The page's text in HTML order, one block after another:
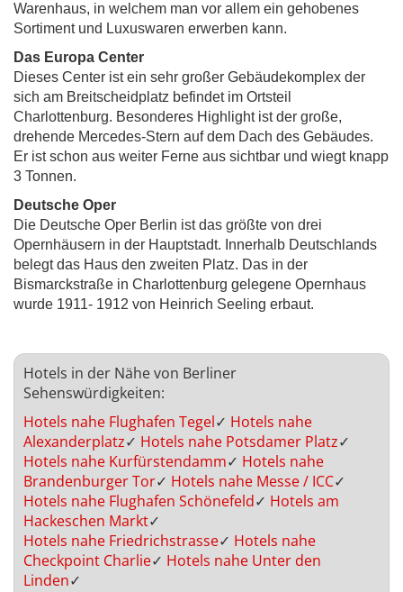
Warenhaus, in welchem man vor allem ein gehobenes
Sortiment und Luxuswaren erwerben kann.
Das Europa Center
Dieses Center ist ein sehr großer Gebäudekomplex der
sich am Breitscheidplatz befindet im Ortsteil
Charlottenburg. Besonderes Highlight ist der große,
drehende Mercedes-Stern auf dem Dach des Gebäudes.
Er ist schon aus weiter Ferne aus sichtbar und wiegt knapp
3 Tonnen.
Deutsche Oper
Die Deutsche Oper Berlin ist das größte von drei
Opernhäusern in der Hauptstadt. Innerhalb Deutschlands
belegt das Haus den zweiten Platz. Das in der
Bismarckstraße in Charlottenburg gelegene Opernhaus
wurde 1911- 1912 von Heinrich Seeling erbaut.
Hotels in der Nähe von Berliner
Sehenswürdigkeiten:
Hotels nahe Flughafen Tegel✓ Hotels nahe
Alexanderplatz✓ Hotels nahe Potsdamer Platz✓
Hotels nahe Kurfürstendamm✓ Hotels nahe
Brandenburger Tor✓ Hotels nahe Messe / ICC✓
Hotels nahe Flughafen Schönefeld✓ Hotels am
Hackeschen Markt✓
Hotels nahe Friedrichstrasse✓ Hotels nahe
Checkpoint Charlie✓ Hotels nahe Unter den
Linden✓